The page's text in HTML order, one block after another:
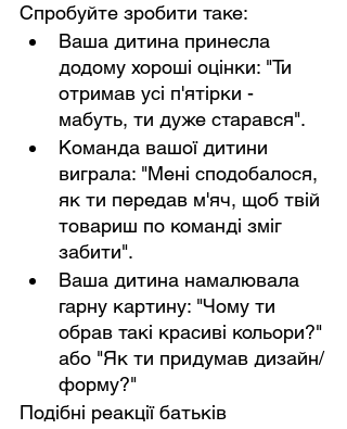
Спробуйте зробити таке:
Ваша дитина принесла
додому хороші оцінки: "Ти
отримав усі п'ятірки -
мабуть, ти дуже старався".
Команда вашої дитини
виграла: "Мені сподобалося,
як ти передав м'яч, щоб твій
товариш по команді зміг
забити".
Ваша дитина намалювала
гарну картину: "Чому ти
обрав такі красиві кольори?"
або "Як ти придумав дизайн/
форму?"
Подібні реакції батьків